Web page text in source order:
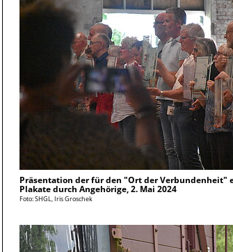
Präsentation der für den "Ort der Verbundenheit"
Plakate durch Angehörige, 2. Mai 2024
Foto: SHGL, Iris Groschek